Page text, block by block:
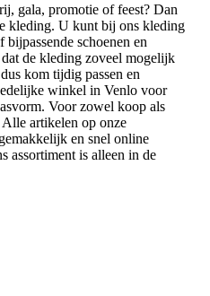
gala, promotie of feest? Dan
kleding. U kunt bij ons kleding
schoenen en
de kleding zoveel mogelijk
kom tijdig passen en
winkel in Venlo voor
Voor zowel koop als
artikelen op onze
en snel online
assortiment is alleen in de